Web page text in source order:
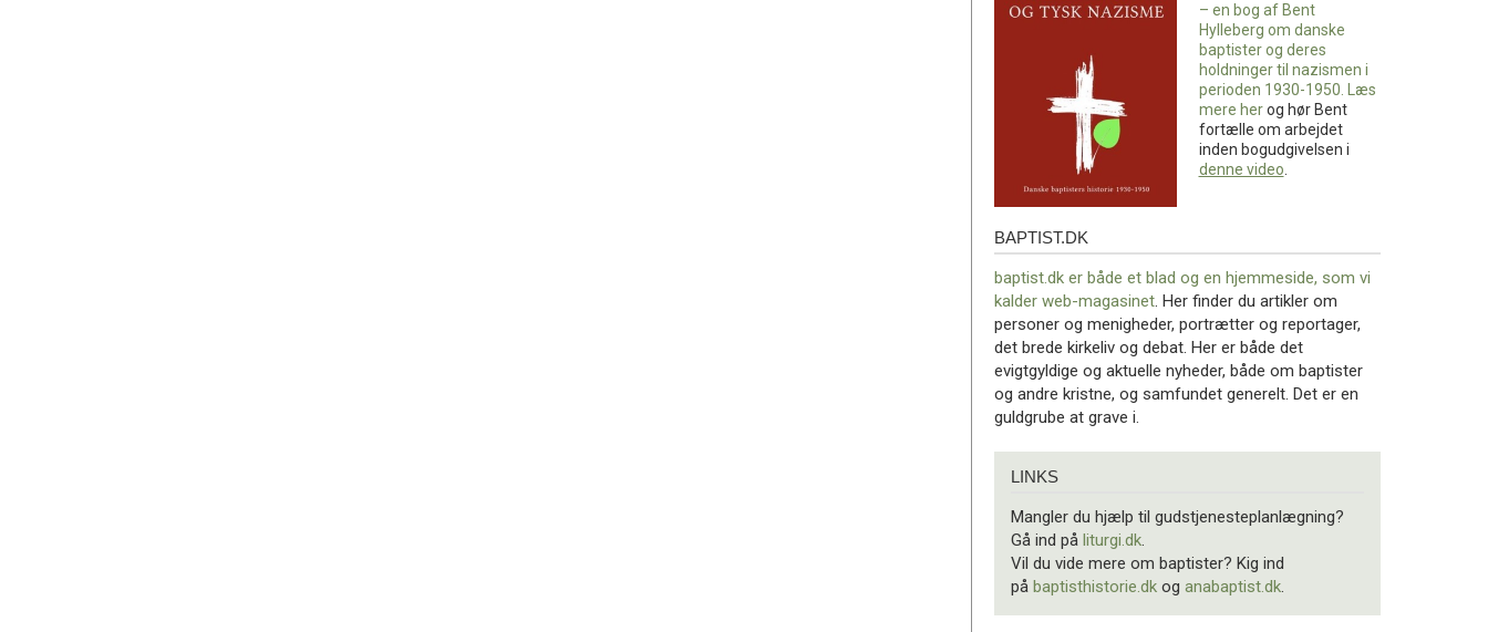
tysk
– en bog af Bent
Hylleberg om danske
baptister og deres
holdninger til nazismen i
perioden 1930-1950. Læs
mere herog hør Bent
fortælle om arbejdet
inden bogudgivelsen i
denne video.
baptist.dk
BAPTIST.DK
baptist.dk er både et blad og en hjemmeside, som vi
kalder web-magasinet . Her finder du artikler om
personer og menigheder, portrætter og reportager,
det brede kirkeliv og debat. Her er både det
evigtgyldige og aktuelle nyheder, både om baptister
og andre kristne, og samfundet generelt. Det er en
guldgrube at grave i.
LINKS
Mangler du hjælp til gudstjenesteplanlægning?
Gå ind på liturgi.dk
Vil du vide mere om baptister? Kig ind
på baptisthistorie.dk og anabaptist.dk